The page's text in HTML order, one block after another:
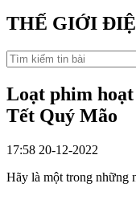
THẾ GIỚI
Loạt phim
Tết Quý Mão
17:58 20-12-2022
Hãy là một trong những